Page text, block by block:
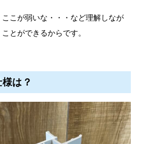
こが弱いな・・・など理解しなが
とができるからです。
は？